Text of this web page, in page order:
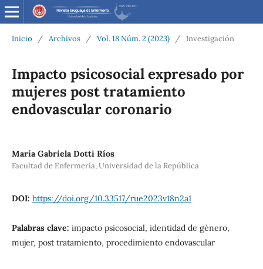
Inicio / Archivos / Vol. 18 Núm. 2 (2023) / Investigación
Impacto psicosocial expresado por
mujeres post tratamiento
endovascular coronario
María Gabriela Dotti Ríos
Facultad de Enfermería, Universidad de la República
DOI: https://doi.org/10.33517/rue2023v18n2a1
Palabras clave: impacto psicosocial, identidad de género,
mujer, post tratamiento, procedimiento endovascular